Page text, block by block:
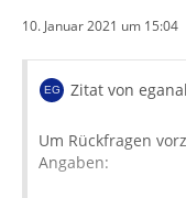
10. Januar 2021 um 15:04
Zitat von
Um Rückfragen
Angaben: